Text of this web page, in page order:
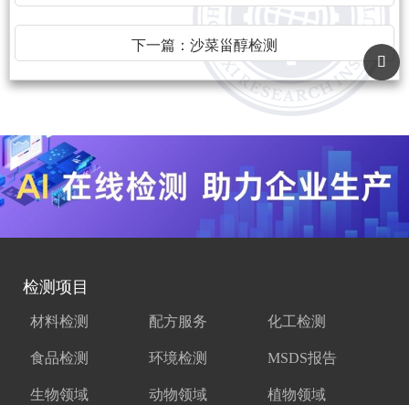
下一篇： 沙菜甾醇检测
检测项目
材料检测 配方服务 化工检测
食品检测 环境检测 MSDS报告
生物领域 动物领域 植物领域